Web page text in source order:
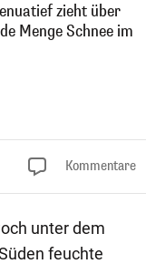
zieht über
Menge Schnee im
Kommentare
unter dem
feuchte